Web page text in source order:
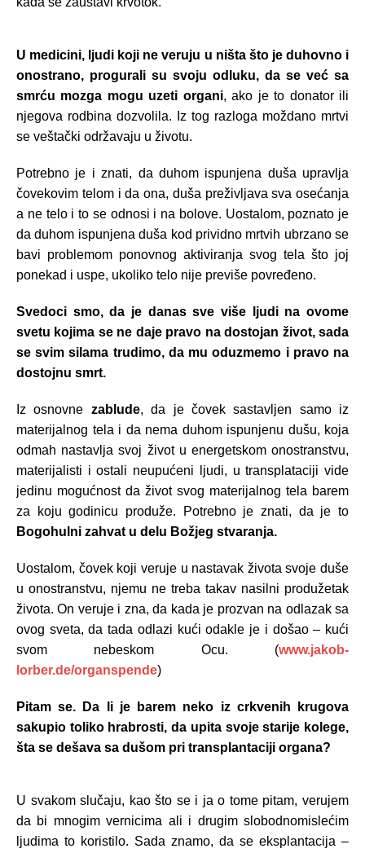
U medicini, ljudi koji ne veruju u ništa što je duhovno i
onostrano, progurali su svoju odluku, da se već sa
smrću mozga mogu uzeti organi, ako je to donator ili
njegova rodbina dozvolila. Iz tog razloga moždano mrtvi
se veštački održavaju u životu.
Potrebno je i znati, da duhom ispunjena duša upravlja
čovekovim telom i da ona, duša preživljava sva osećanja
a ne telo i to se odnosi i na bolove. Uostalom, poznato je
da duhom ispunjena duša kod prividno mrtvih ubrzano se
bavi problemom ponovnog aktiviranja svog tela što joj
ponekad i uspe, ukoliko telo nije previše povređeno.
Svedoci smo, da je danas sve više ljudi na ovome
svetu kojima se ne daje pravo na dostojan život, sada
se svim silama trudimo, da mu oduzmemo i pravo na
dostojnu smrt.
Iz osnovne zablude, da je čovek sastavljen samo iz
materijalnog tela i da nema duhom ispunjenu dušu, koja
odmah nastavlja svoj život u energetskom onostranstvu,
materijalisti i ostali neupućeni ljudi, u transplataciji vide
jedinu mogućnost da život svog materijalnog tela barem
za koju godinicu produže. Potrebno je znati, da je to
Bogohulni zahvat u delu Božjeg stvaranja.
Uostalom, čovek koji veruje u nastavak života svoje duše
u onostranstvu, njemu ne treba takav nasilni produžetak
života. On veruje i zna, da kada je prozvan na odlazak sa
ovog sveta, da tada odlazi kući odakle je i došao – kući
svom nebeskom Ocu. (www.jakob-
lorber.de/organspende)
Pitam se. Da li je barem neko iz crkvenih krugova
sakupio toliko hrabrosti, da upita svoje starije kolege,
šta se dešava sa dušom pri transplantaciji organa?
U svakom slučaju, kao što se i ja o tome pitam, verujem
da bi mnogim vernicima ali i drugim slobodnomislećim
ljudima to koristilo. Sada znamo, da se eksplantacija –